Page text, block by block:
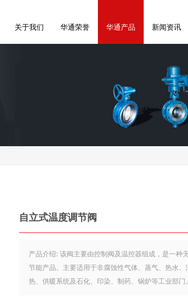
关于我们 华通荣誉 华通产品 新闻资讯
自立式温度调节阀
产品介绍: 该阀主要由控制阀及温控器组成，是一种
节能产品。主要适用于非腐蚀性气体、蒸气、热水
热、供暖系统及石化、印染、制药、锅炉等工业部门。